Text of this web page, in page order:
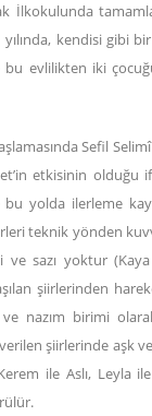
İlkokulunda
kendisi gibi
evlilikten iki
Sefil
etkisinin olduğu
yolda ilerleme
teknik yönden
ve sazı yoktur
şiirlerinden
ve nazım birimi
şiirlerinde aşk ve
ile Aslı, Leyla